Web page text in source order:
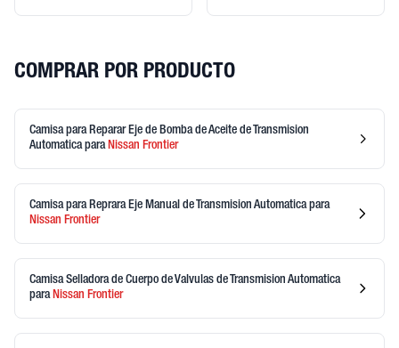
COMPRAR POR PRODUCTO
Camisa para Reparar Eje de Bomba de Aceite de Transmision
Automatica paraNissan Frontier
Camisa para Reprara Eje Manual de Transmision Automatica para
Nissan Frontier
Camisa Selladora de Cuerpo de Valvulas de Transmision Automatica
paraNissan Frontier